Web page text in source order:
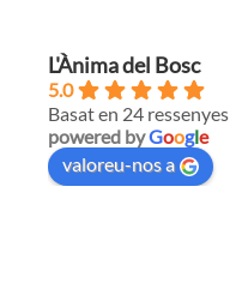
L'Ànima del Bosc
5.0
Basat en 24 ressenyes
powered byGoogle
valoreu-nos a